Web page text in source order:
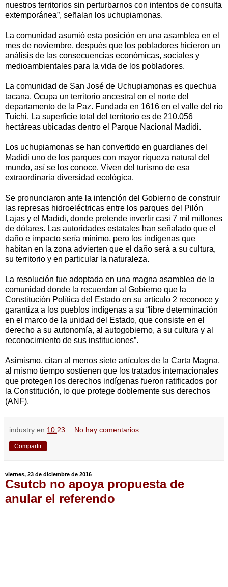
nuestros territorios sin perturbarnos con intentos de consulta
extemporánea”, señalan los uchupiamonas.
La comunidad asumió esta posición en una asamblea en el
mes de noviembre, después que los pobladores hicieron un
análisis de las consecuencias económicas, sociales y
medioambientales para la vida de los pobladores.
La comunidad de San José de Uchupiamonas es quechua
tacana. Ocupa un territorio ancestral en el norte del
departamento de la Paz. Fundada en 1616 en el valle del río
Tuíchi. La superficie total del territorio es de 210.056
hectáreas ubicadas dentro el Parque Nacional Madidi.
Los uchupiamonas se han convertido en guardianes del
Madidi uno de los parques con mayor riqueza natural del
mundo, así se los conoce. Viven del turismo de esa
extraordinaria diversidad ecológica.
Se pronunciaron ante la intención del Gobierno de construir
las represas hidroeléctricas entre los parques del Pilón
Lajas y el Madidi, donde pretende invertir casi 7 mil millones
de dólares. Las autoridades estatales han señalado que el
daño e impacto sería mínimo, pero los indígenas que
habitan en la zona advierten que el daño será a su cultura,
su territorio y en particular la naturaleza.
La resolución fue adoptada en una magna asamblea de la
comunidad donde la recuerdan al Gobierno que la
Constitución Política del Estado en su artículo 2 reconoce y
garantiza a los pueblos indígenas a su “libre determinación
en el marco de la unidad del Estado, que consiste en el
derecho a su autonomía, al autogobierno, a su cultura y al
reconocimiento de sus instituciones”.
Asimismo, citan al menos siete artículos de la Carta Magna,
al mismo tiempo sostienen que los tratados internacionales
que protegen los derechos indígenas fueron ratificados por
la Constitución, lo que protege doblemente sus derechos
(ANF).
industry en 10:23 No hay comentarios:
Compartir
viernes, 23 de diciembre de 2016
Csutcb no apoya propuesta de
anular el referendo